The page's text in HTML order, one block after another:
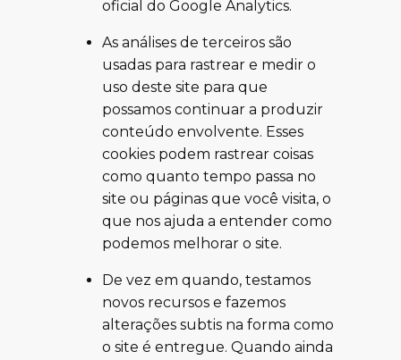
oficial do Google Analytics.
As análises de terceiros são
usadas para rastrear e medir o
uso deste site para que
possamos continuar a produzir
conteúdo envolvente. Esses
cookies podem rastrear coisas
como quanto tempo passa no
site ou páginas que você visita, o
que nos ajuda a entender como
podemos melhorar o site.
De vez em quando, testamos
novos recursos e fazemos
alterações subtis na forma como
o site é entregue. Quando ainda